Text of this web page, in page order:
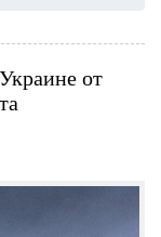
от